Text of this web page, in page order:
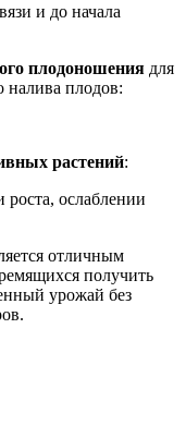
и до начала
плодоношения для
налива плодов:
растений:
ослаблении
отличным
получить
урожай без